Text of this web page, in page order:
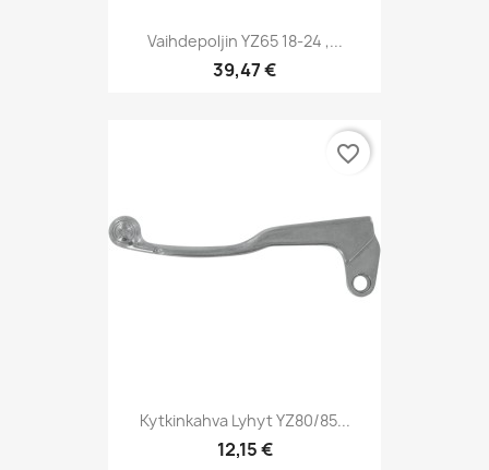
Vaihdepoljin YZ65 18-24 ,...
39,47 €
Kytkinkahva Lyhyt YZ80/85...
12,15 €
favorite_border